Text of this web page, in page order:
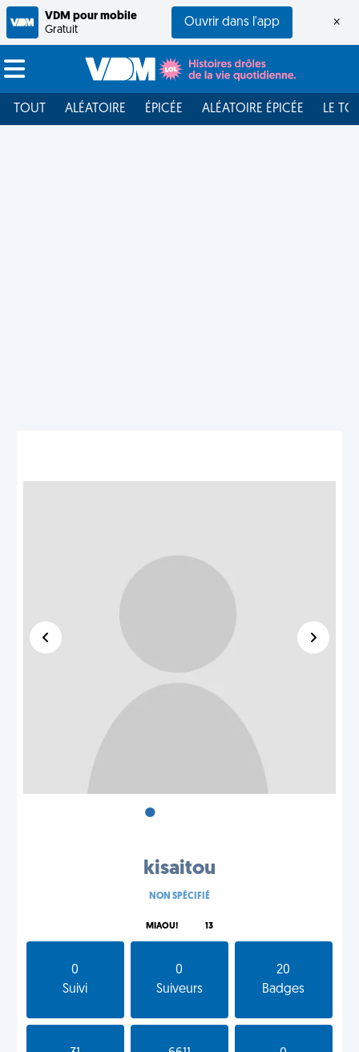
VDM pour mobile
Gratuit
Ouvrir dans l'app ×
TOUT ALÉATOIRE ÉPICÉE ALÉATOIRE ÉPICÉE LE
•
kisaitou
NON SPÉCIFIÉ
MIAOU! 13
0
Suivi
0
Suiveurs
20
Badges